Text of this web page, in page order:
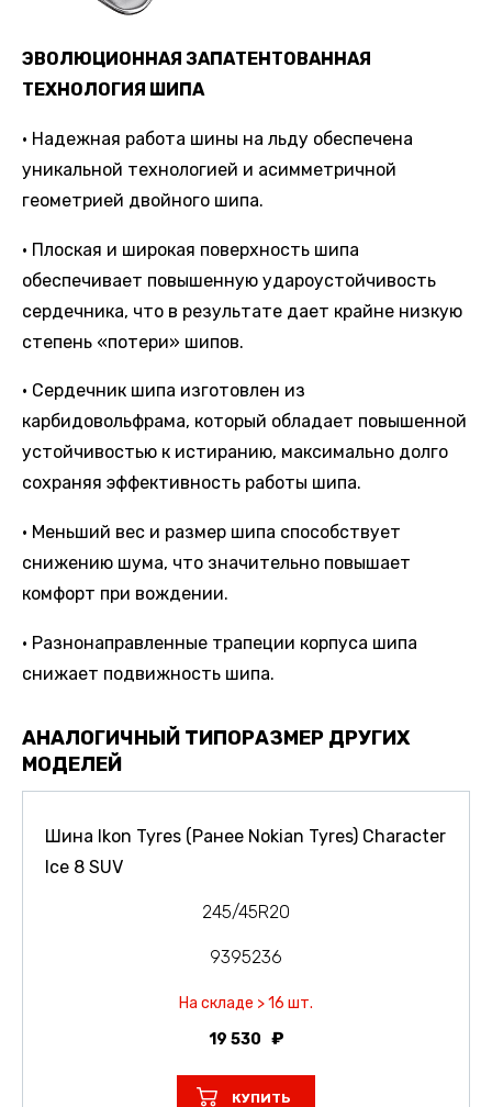
ЭВОЛЮЦИОННАЯ ЗАПАТЕНТОВАННАЯ
ТЕХНОЛОГИЯ ШИПА
• Надежная работа шины на льду обеспечена
уникальной технологией и асимметричной
геометрией двойного шипа.
• Плоская и широкая поверхность шипа
обеспечивает повышенную удароустойчивость
сердечника, что в результате дает крайне низкую
степень «потери» шипов.
• Сердечник шипа изготовлен из
карбидовольфрама, который обладает повышенной
устойчивостью к истиранию, максимально долго
сохраняя эффективность работы шипа.
• Меньший вес и размер шипа способствует
снижению шума, что значительно повышает
комфорт при вождении.
• Разнонаправленные трапеции корпуса шипа
снижает подвижность шипа.
АНАЛОГИЧНЫЙ ТИПОРАЗМЕР ДРУГИХ
МОДЕЛЕЙ
Шина Ikon Tyres (Ранее Nokian Tyres) Character
Ice 8 SUV
245/45R20
9395236
На складе > 16 шт.
19 530
КУПИТЬ